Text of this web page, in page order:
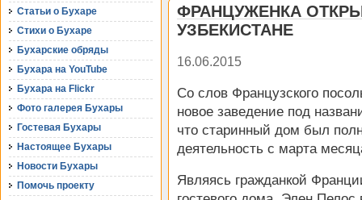
Статьи о Бухаре
Стихи о Бухаре
Бухарские обряды
Бухара на YouTube
Бухара на Flickr
Фото галерея Бухары
Гостевая Бухары
Настоящее Бухары
Новости Бухары
Помочь проекту
ФРАНЦУЖЕНКА
УЗБЕКИСТАНЕ
16.06.2015
Со слов Французского
новое заведение под
что старинный дом был
деятельность с марта
Являясь гражданкой